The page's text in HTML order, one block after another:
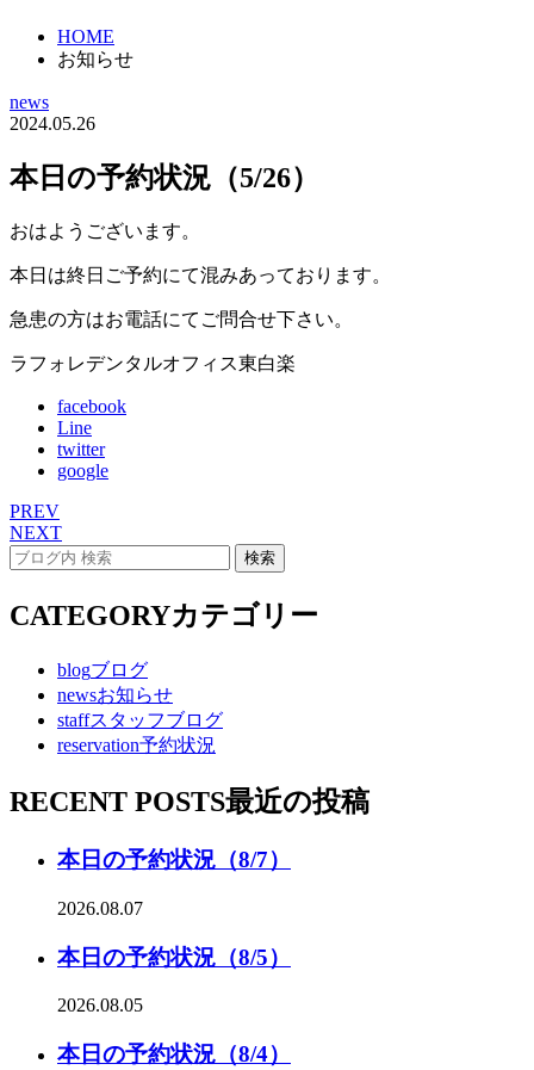
HOME
お知らせ
news
2024.05.26
本日の予約状況（5/26）
おはようございます。
本日は終日ご予約にて混みあっております。
急患の方はお電話にてご問合せ下さい。
ラフォレデンタルオフィス東白楽
facebook
Line
twitter
google
PREV
NEXT
CATEGORYカテゴリー
blogブログ
newsお知らせ
staffスタッフブログ
reservation予約状況
RECENT POSTS最近の投稿
本日の予約状況（8/7）
2026.08.07
本日の予約状況（8/5）
2026.08.05
本日の予約状況（8/4）